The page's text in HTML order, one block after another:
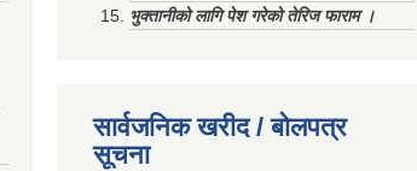
भुक्तानीको लागि पेश गरेको तेरिज फाराम ।
सार्वजनिक खरीद / बोलपत्र
सूचना